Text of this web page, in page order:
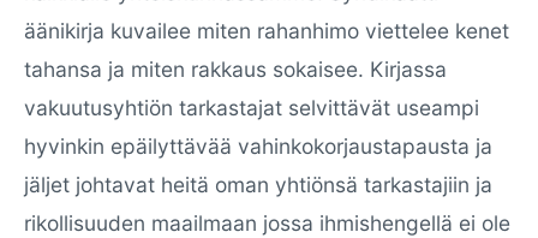
äänikirja kuvailee miten rahanhimo viettelee kenet
tahansa ja miten rakkaus sokaisee. Kirjassa
vakuutusyhtiön tarkastajat selvittävät useampi
hyvinkin epäilyttävää vahinkokorjaustapausta ja
jäljet johtavat heitä oman yhtiönsä tarkastajiin ja
rikollisuuden maailmaan jossa ihmishengellä ei ole